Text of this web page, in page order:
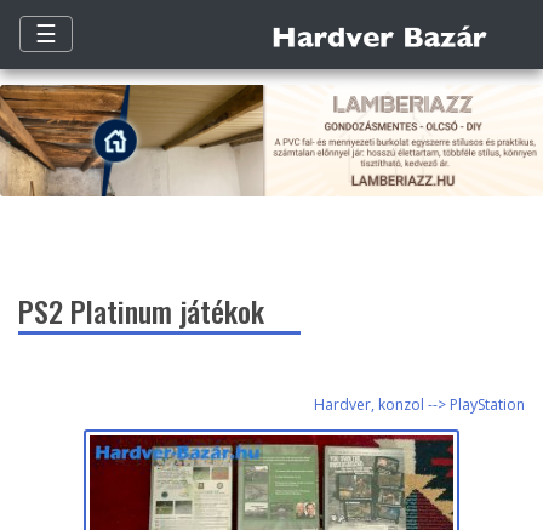
☰
PS2 Platinum játékok
Hardver, konzol --> PlayStation